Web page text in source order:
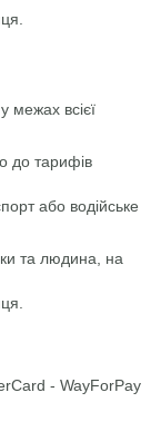
межах всієї
до тарифів
або водійське
та людина, на
- WayForPay